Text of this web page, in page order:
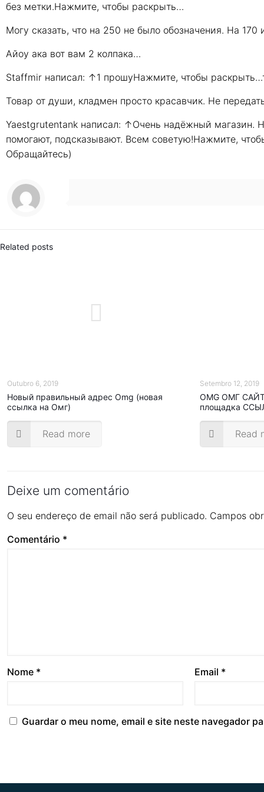
без метки.Нажмите, чтобы раскрыть…
Могу сказать, что на 250 не было обозначения. На 170
Айоу ака вот вам 2 колпака…
Staffmir написал: ↑1 прошуНажмите, чтобы
Товар от души, кладмен просто красавчик. Не
Yaestgrutentank написал: ↑Очень надёжный магазин.
помогают, подсказывают. Всем советую!Нажмите,
Обращайтесь)
Related posts
Outubro 6, 2019
Новый правильный адрес Omg (новая
ссылка на Омг)
Read more
Setembro 12, 2019
OMG ОМГ САЙТ
площадка
Read
Deixe um comentário
O seu endereço de email não será publicado. Campos
Comentário *
Nome * Email *
Guardar o meu nome, email e site neste navegador